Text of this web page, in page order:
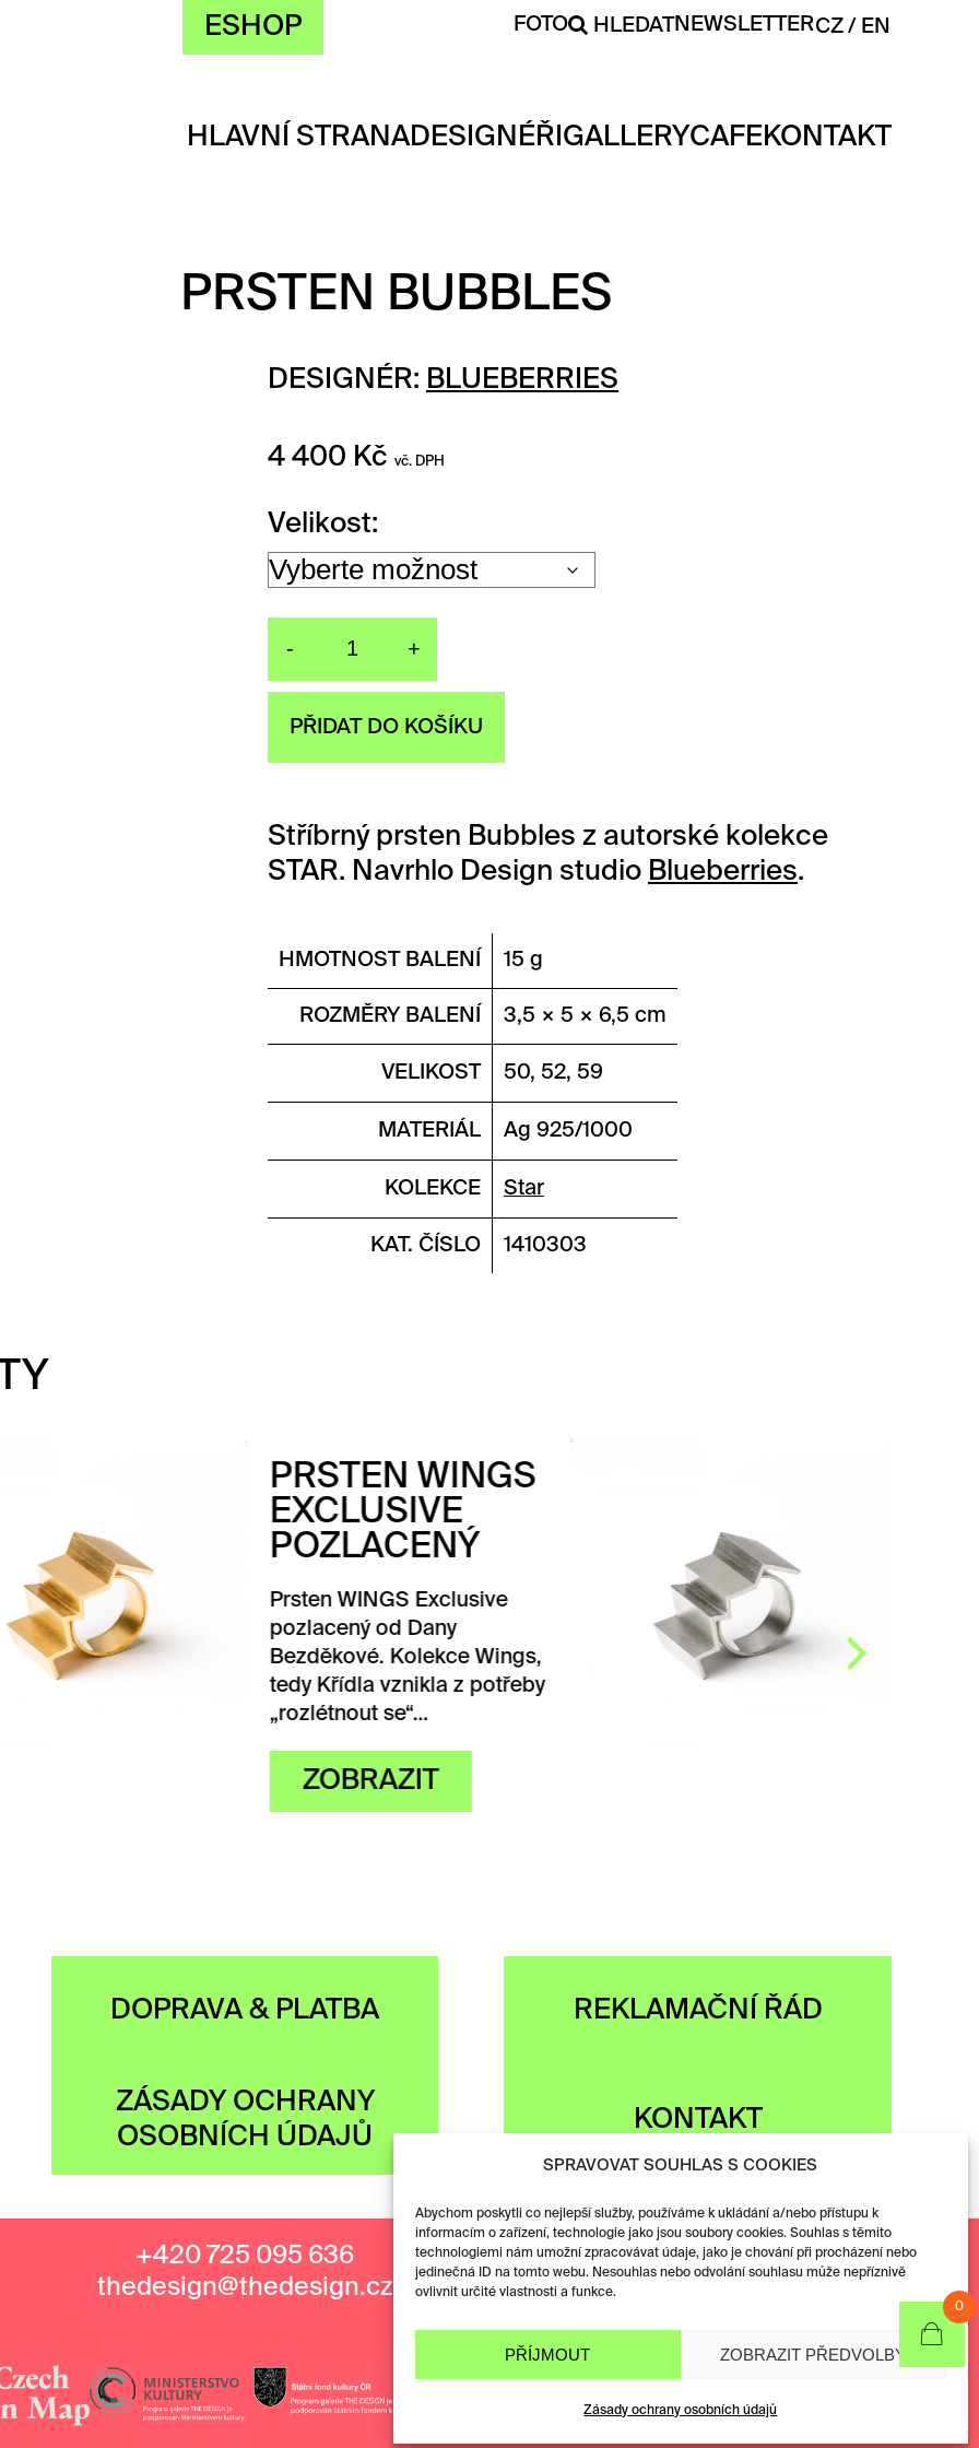
SPRAVOVAT SOUHLAS S COOKIES
Abychom poskytli co nejlepší služby, používáme k ukládání a/nebo přístupu k
informacím o zařízení, technologie jako jsou soubory cookies. Souhlas s těmito
technologiemi nám umožní zpracovávat údaje, jako je chování při procházení nebo
jedinečná ID na tomto webu. Nesouhlas nebo odvolání souhlasu může nepříznivě
ovlivnit určité vlastnosti a funkce.
PŘÍJMOUT ZOBRAZIT PŘEDVOLBY
Zásady ochrany osobních údajů
ESHOP FOTO HLEDATNEWSLETTERCZ EN
HLAVNÍ STRANADESIGNÉŘIGALLERYCAFEKONTAKT
PRSTEN BUBBLES
DESIGNÉR: BLUEBERRIES
4 400 Kč vč. DPH
Velikost
Prsten Bubbles množství
- +
PŘIDAT DO KOŠÍKU
Stříbrný prsten Bubbles z autorské kolekce
STAR. Navrhlo Design studio Blueberries.
HMOTNOST BALENÍ 15 g
ROZMĚRY BALENÍ 3,5 × 5 × 6,5 cm
VELIKOST 50, 52, 59
MATERIÁL Ag 925/1000
KOLEKCE Star
KAT. ČÍSLO 1410303
WINGS Exclusive
od Dany
Kolekce Wings,
Křídla vznikla z potřeby
Prsten WINGS Exclusive od
Dany Bezděkové. Kolekce
Wings, tedy Křídla vznikla
z potřeby „rozlétnout se“
DOPRAVA & PLATBA REKLAMAČNÍ ŘÁD
ZÁSADY OCHRANY
OSOBNÍCH ÚDAJŮ
KONTAKT
+420 725 095 636
thedesign@thedesign.cz
Facebook
Instagram
0